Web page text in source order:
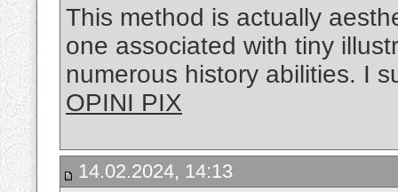
This method is actually
one associated with tiny
numerous history abilities. I
OPINI PIX
14.02.2024, 14:13